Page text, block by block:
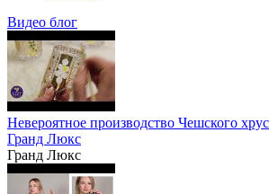
Видео блог
Невероятное производство Чешского
Гранд Люкс
Гранд Люкс